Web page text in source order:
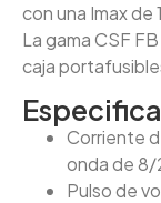
con una Imax
La gama CSF
caja
Corriente
onda de 8/
Pulso de